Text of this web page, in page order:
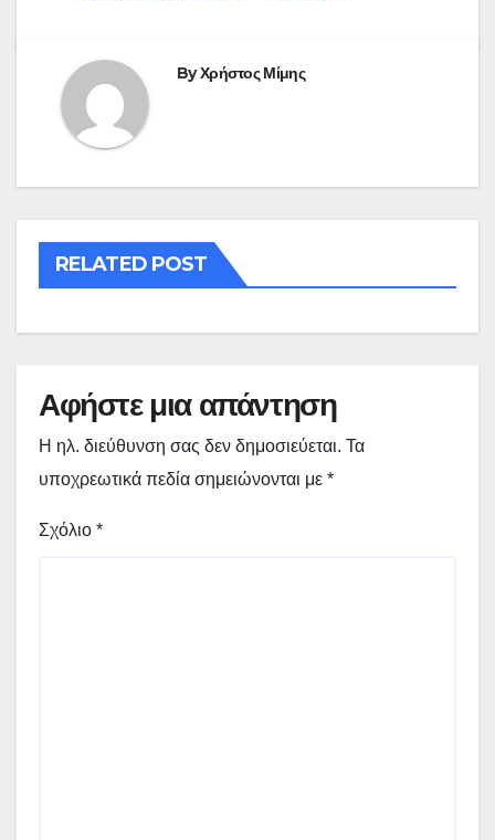
ByΧρήστος Μίμης
RELATED POST
Αφήστε μια απάντηση
Η ηλ. διεύθυνση σας δεν δημοσιεύεται. Τα
υποχρεωτικά πεδία σημειώνονται με *
Σχόλιο *